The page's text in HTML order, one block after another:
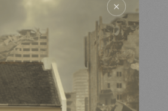
de nombreux blessés et
ou des convois
le plus grand